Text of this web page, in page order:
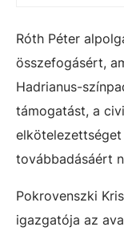
Róth Péter
összefogásért,
Hadrianus-
támogatást, a
továbbadásáért
Pokrovenszki
igazgatója az